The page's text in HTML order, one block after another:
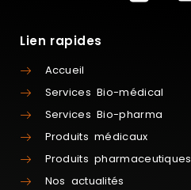
Lien rapides
Accueil
Services Bio-médical
Services Bio-pharma
Produits médicaux
Produits pharmaceutiques
Nos actualités